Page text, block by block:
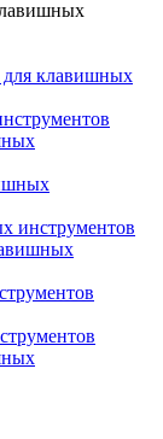
для клавишных
инструментов